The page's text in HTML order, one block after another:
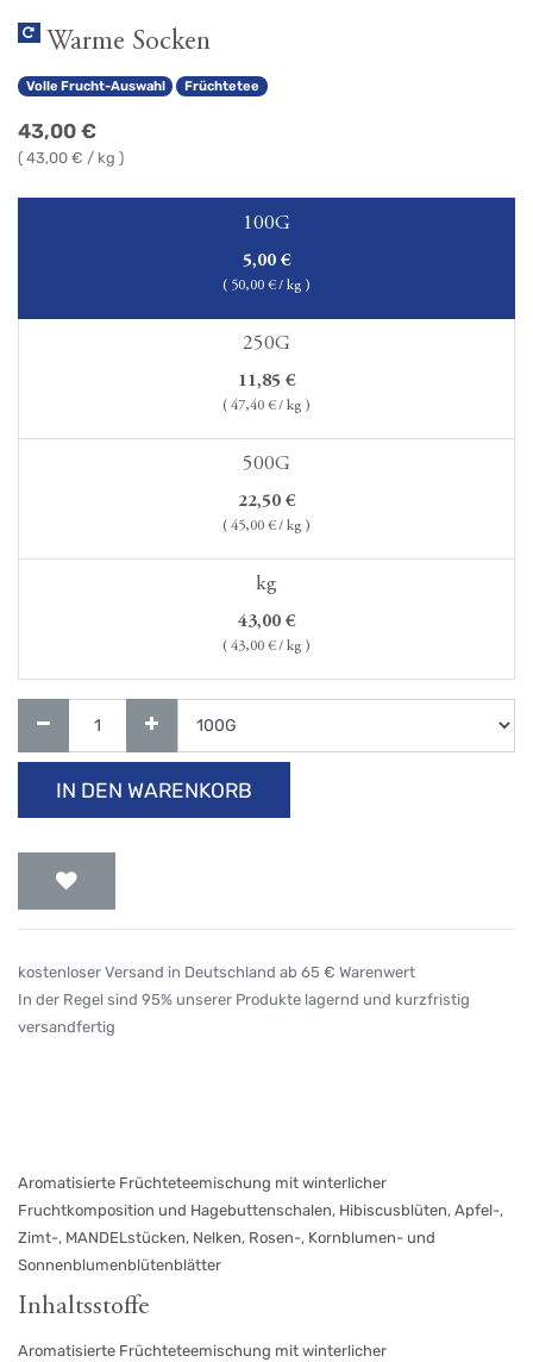
Warme Socken
Volle Frucht-Auswahl Früchtetee
43,00 €
( 43,00 € / kg )
100G
5,00 €
( 50,00 € / kg )
250G
11,85 €
( 47,40 € / kg )
500G
22,50 €
( 45,00 € / kg )
kg
43,00 €
( 43,00 € / kg )
IN DEN WARENKORB
kostenloser Versand in Deutschland ab 65 € Warenwert
In der Regel sind 95% unserer Produkte lagernd und kurzfristig
versandfertig
Aromatisierte Früchteteemischung mit winterlicher
Fruchtkomposition und Hagebuttenschalen, Hibiscusblüten, Apfel-,
Zimt-, MANDELstücken, Nelken, Rosen-, Kornblumen- und
Sonnenblumenblütenblätter
Inhaltsstoffe
Aromatisierte Früchteteemischung mit winterlicher